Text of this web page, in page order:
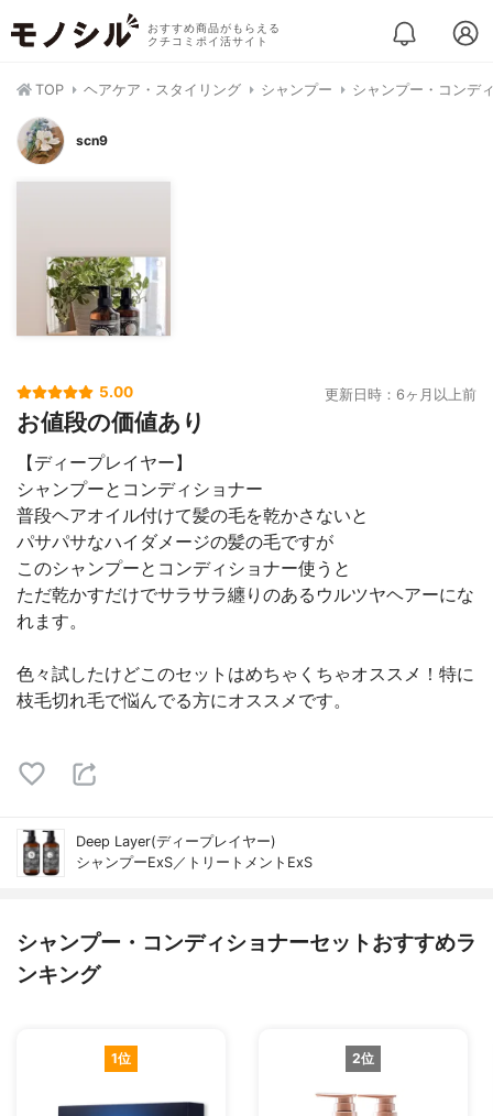
おすすめ商品がもらえる
クチコミポイ活サイト
TOP ヘアケア・スタイリング シャンプー シャンプー・コンデ
scn9
5.00 更新日時：6ヶ月以上前
お値段の価値あり
【ディープレイヤー】
シャンプーとコンディショナー
普段ヘアオイル付けて髪の毛を乾かさないと
パサパサなハイダメージの髪の毛ですが
このシャンプーとコンディショナー使うと
ただ乾かすだけでサラサラ纏りのあるウルツヤヘアーにな
れます。
色々試したけどこのセットはめちゃくちゃオススメ！特に
枝毛切れ毛で悩んでる方にオススメです。
Deep Layer(ディープレイヤー)
シャンプーExS／トリートメントExS
シャンプー・コンディショナーセットおすすめラ
ンキング
1位 2位